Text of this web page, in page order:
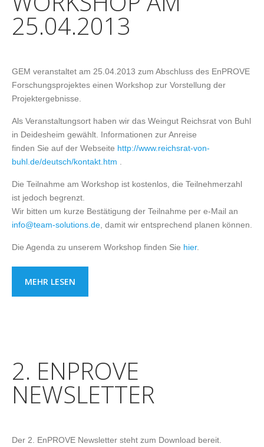
25.04.2013
GEM veranstaltet am 25.04.2013 zum Abschluss des EnPROVE
Forschungsprojektes einen Workshop zur Vorstellung der
Projektergebnisse.
Als Veranstaltungsort haben wir das Weingut Reichsrat von Buhl
in Deidesheim gewählt. Informationen zur Anreise
finden Sie auf der Webseite http://www.reichsrat-von-
buhl.de/deutsch/kontakt.htm
Die Teilnahme am Workshop ist kostenlos, die Teilnehmerzahl
ist jedoch begrenzt.
Wir bitten um kurze Bestätigung der Teilnahme per e-Mail an
info@team-solutions.de , damit wir entsprechend planen können.
Die Agenda zu unserem Workshop finden Sie hier.
MEHR LESEN
2. ENPROVE
NEWSLETTER
Der 2. EnPROVE Newsletter steht zum Download bereit.